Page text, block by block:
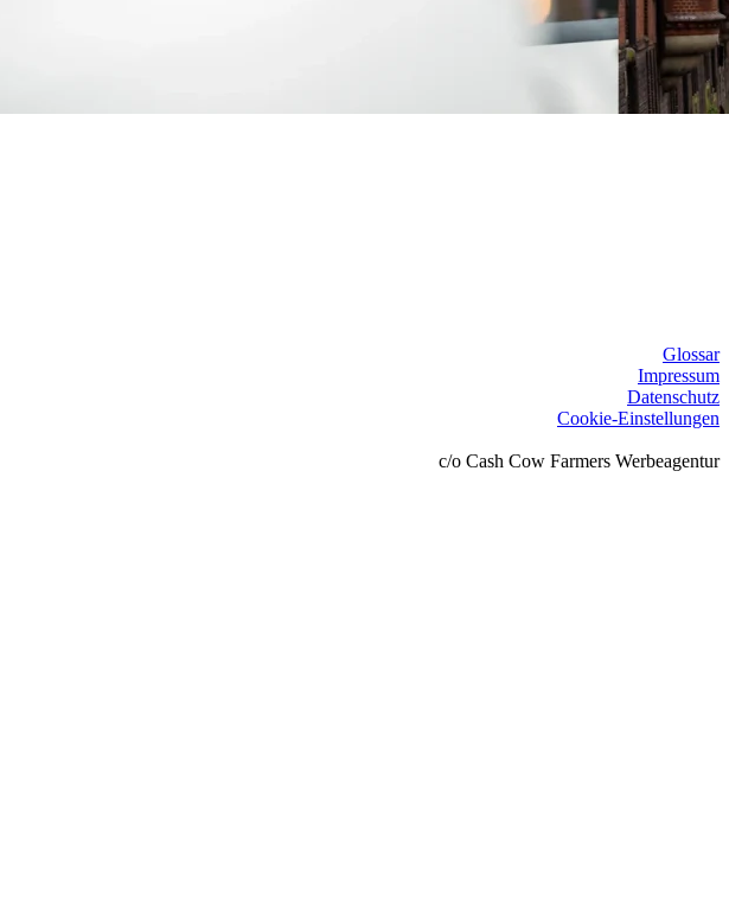
Glossar
Impressum
Datenschutz
Cookie-Einstellungen
c/o Cash Cow Farmers Werbeagentur